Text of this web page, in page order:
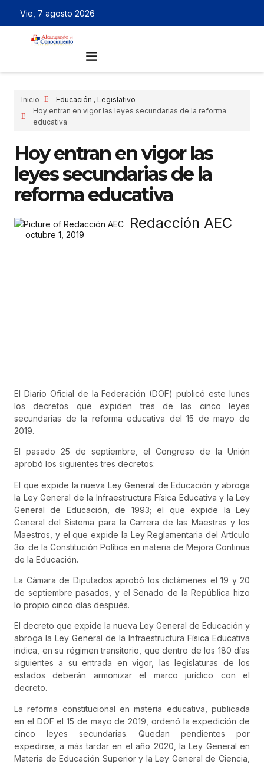
Vie, 7 agosto 2026
Inicio Educación , Legislativo
Hoy entran en vigor las leyes secundarias de la reforma
educativa
Hoy entran en vigor las
leyes secundarias de la
reforma educativa
Redacción AEC
octubre 1, 2019
El Diario Oficial de la Federación (DOF) publicó este lunes
los decretos que expiden tres de las cinco leyes
secundarias de la reforma educativa del 15 de mayo de
2019.
El pasado 25 de septiembre, el Congreso de la Unión
aprobó los siguientes tres decretos:
El que expide la nueva Ley General de Educación y abroga
la Ley General de la Infraestructura Física Educativa y la Ley
General de Educación, de 1993; el que expide la Ley
General del Sistema para la Carrera de las Maestras y los
Maestros, y el que expide la Ley Reglamentaria del Artículo
3o. de la Constitución Política en materia de Mejora Continua
de la Educación.
La Cámara de Diputados aprobó los dictámenes el 19 y 20
de septiembre pasados, y el Senado de la República hizo
lo propio cinco días después.
El decreto que expide la nueva Ley General de Educación y
abroga la Ley General de la Infraestructura Física Educativa
indica, en su régimen transitorio, que dentro de los 180 días
siguientes a su entrada en vigor, las legislaturas de los
estados deberán armonizar el marco jurídico con el
decreto.
La reforma constitucional en materia educativa, publicada
en el DOF el 15 de mayo de 2019, ordenó la expedición de
cinco leyes secundarias. Quedan pendientes por
expedirse, a más tardar en el año 2020, la Ley General en
Materia de Educación Superior y la Ley General de Ciencia,